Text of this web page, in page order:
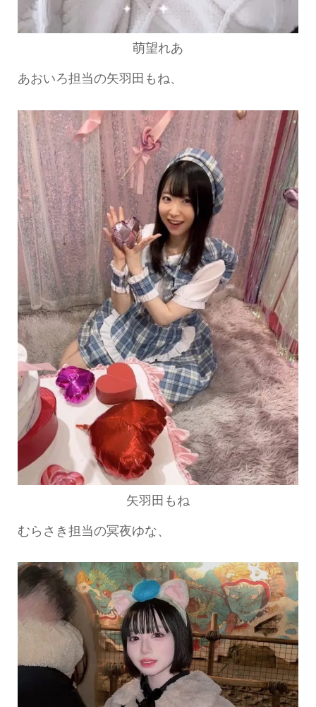
萌望れあ
あおいろ担当の矢羽田もね、
矢羽田もね
むらさき担当の冥夜ゆな、